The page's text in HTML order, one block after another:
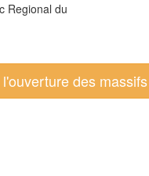
Regional du
des massifs